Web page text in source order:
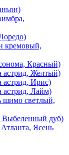
кремовый,
Красный)
астрид, Желтый)
астрид, Ирис)
астрид, Лайм)
шимо светлый,
Выбеленный дуб)
Ясень